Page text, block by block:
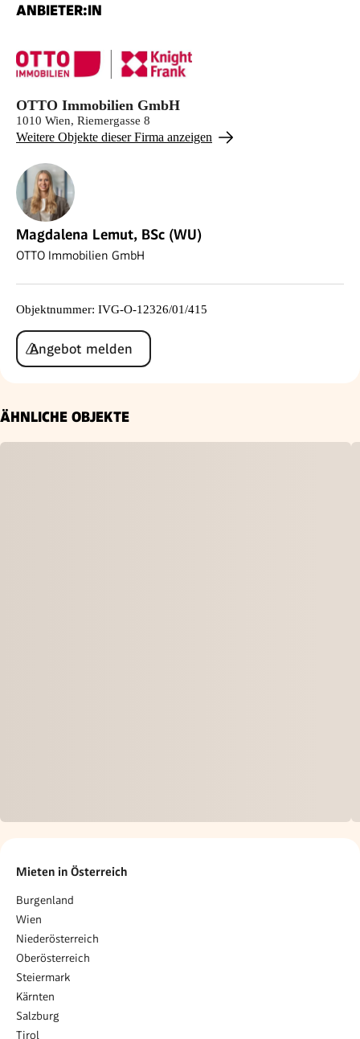
ANBIETER:IN
OTTO Immobilien GmbH
1010 Wien, Riemergasse 8
Weitere Objekte dieser Firma anzeigen
Magdalena Lemut, BSc (WU)
OTTO Immobilien GmbH
Objektnummer: IVG-O-12326/01/415
Angebot melden
ÄHNLICHE OBJEKTE
Mieten in Österreich
Burgenland
Wien
Niederösterreich
Oberösterreich
Steiermark
Kärnten
Salzburg
Tirol